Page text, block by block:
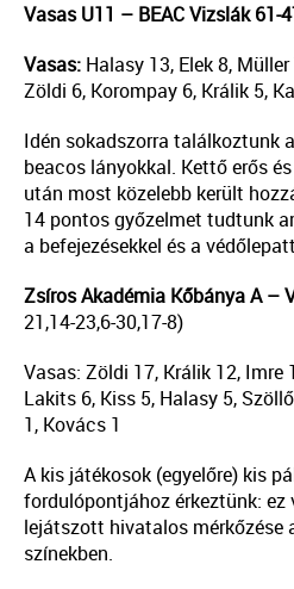
Vasas U11 – BEAC Vizslák 61-
Vasas: Halasy 13, Elek 8,
Zöldi 6, Korompay 6, Králik 5,
Idén sokadszorra találkoztunk
beacos lányokkal. Kettő erős
után most közelebb került
14 pontos győzelmet tudtunk
a befejezésekkel és a
Zsíros Akadémia Kőbánya A –
21,14-23,6-30,17-8)
Vasas: Zöldi 17, Králik 12, Imre
Lakits 6, Kiss 5, Halasy 5,
1, Kovács 1
A kis játékosok (egyelőre) kis
fordulópontjához érkeztünk:
lejátszott hivatalos mérkőzése
színekben.